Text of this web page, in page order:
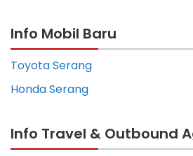
Info Mobil Baru
Toyota Serang
Honda Serang
Info Travel & Outbound